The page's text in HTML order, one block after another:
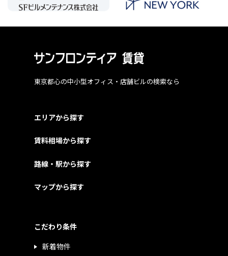
東京都心の中小型オフィス・店舗ビルの検索なら
エリアから探す
賃料相場から探す
路線・駅から探す
マップから探す
こだわり条件
新着物件